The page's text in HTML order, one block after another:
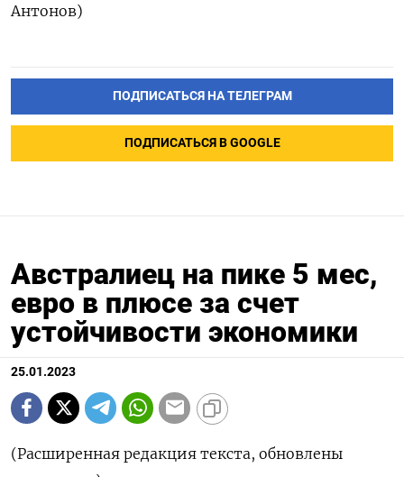
Антонов)
ПОДПИСАТЬСЯ НА ТЕЛЕГРАМ
ПОДПИСАТЬСЯ В GOOGLE
Австралиец на пике 5 мес,
евро в плюсе за счет
устойчивости экономики
25.01.2023
(Расширенная редакция текста, обновлены